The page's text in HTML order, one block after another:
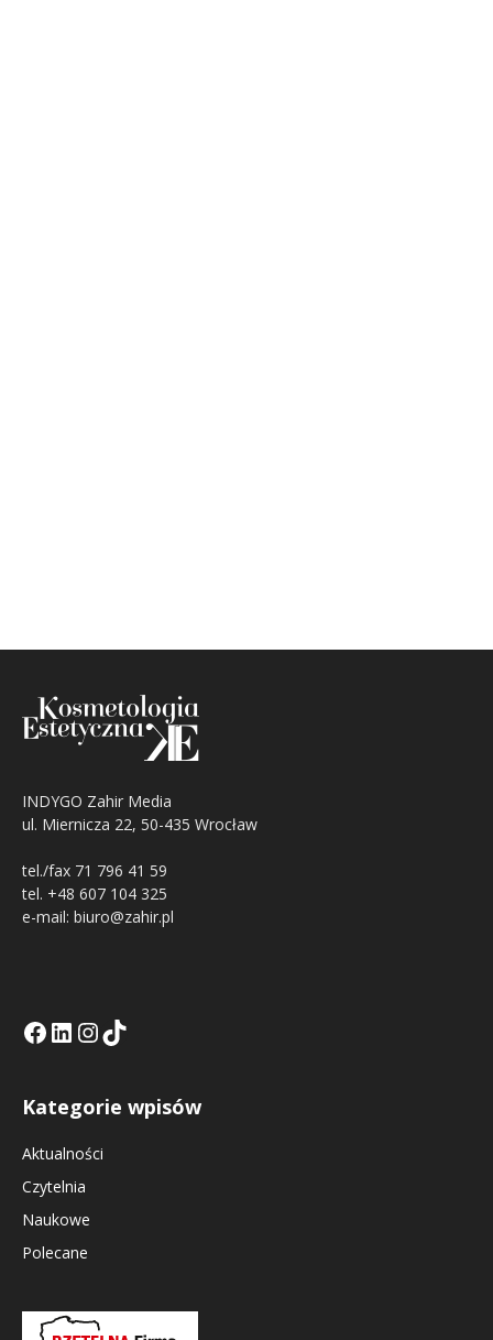
INDYGO Zahir Media
ul. Miernicza 22, 50-435 Wrocław
tel./fax 71 796 41 59
tel. +48 607 104 325
e-mail: biuro@zahir.pl
Facebook
LinkedIn
Tik Tok KEInstagramm KE
Kategorie wpisów
Aktualności
Czytelnia
Naukowe
Polecane